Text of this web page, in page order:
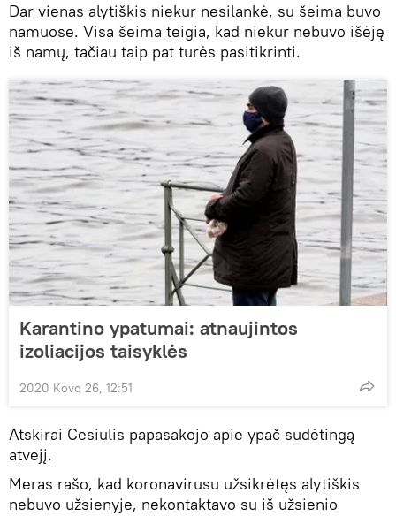
Dar vienas alytiškis niekur nesilankė, su šeima buvo
namuose. Visa šeima teigia, kad niekur nebuvo išėję
iš namų, tačiau taip pat turės pasitikrinti.
Karantino ypatumai: atnaujintos
izoliacijos taisyklės
2020 Kovo 26, 12:51
Atskirai Cesiulis papasakojo apie ypač sudėtingą
atvejį.
Meras rašo, kad koronavirusu užsikrėtęs alytiškis
nebuvo užsienyje, nekontaktavo su iš užsienio